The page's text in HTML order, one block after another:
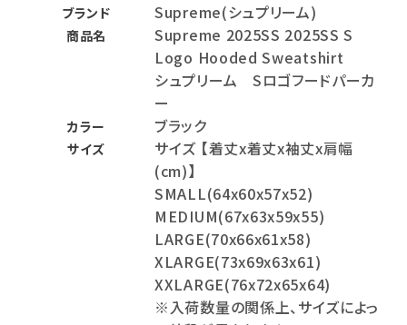
ブランド Supreme(シュプリーム)
商品名
Supreme 2025SS 2025SS S
Logo Hooded Sweatshirt
シュプリーム Sロゴフードパーカ
ー
カラー ブラック
サイズ
サイズ 【着丈x着丈x袖丈x肩幅
(cm)】
SMALL(64x60x57x52)
MEDIUM(67x63x59x55)
LARGE(70x66x61x58)
XLARGE(73x69x63x61)
XXLARGE(76x72x65x64)
※入荷数量の関係上、サイズによっ